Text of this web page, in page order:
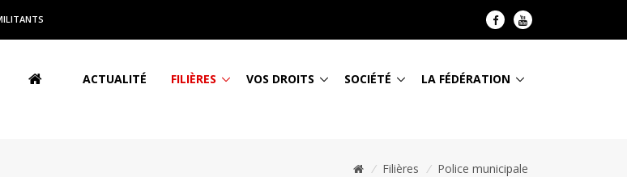
ACTUALITÉ FILIÈRES VOS DROITS SOCIÉTÉ LA FÉDÉRATION
/ Filières / Police municipale